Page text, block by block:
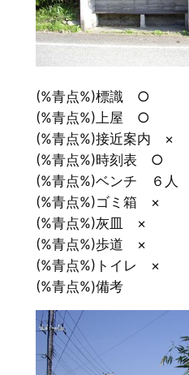
(%青点%)標識 ○
(%青点%)上屋 ○
(%青点%)接近案内 ×
(%青点%)時刻表 ○
(%青点%)ベンチ ６人
(%青点%)ゴミ箱 ×
(%青点%)灰皿 ×
(%青点%)歩道 ×
(%青点%)トイレ ×
(%青点%)備考